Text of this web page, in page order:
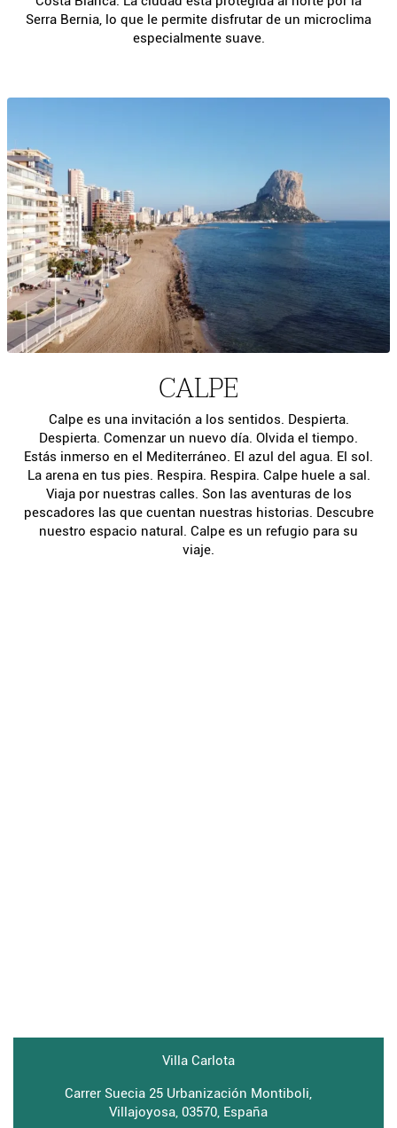
Serra Bernia, lo que le permite disfrutar de un microclima
especialmente suave.
CALPE
Calpe es una invitación a los sentidos. Despierta.
Despierta. Comenzar un nuevo día. Olvida el tiempo.
Estás inmerso en el Mediterráneo. El azul del agua. El sol.
La arena en tus pies. Respira. Respira. Calpe huele a sal.
Viaja por nuestras calles. Son las aventuras de los
pescadores las que cuentan nuestras historias. Descubre
nuestro espacio natural. Calpe es un refugio para su
viaje.
Villa Carlota
Carrer Suecia 25 Urbanización Montiboli,
Villajoyosa, 03570, España